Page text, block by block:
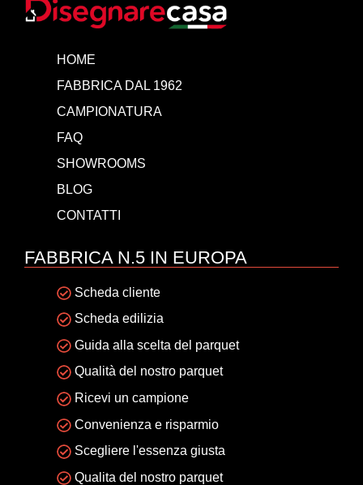
HOME
FABBRICA DAL 1962
CAMPIONATURA
FAQ
SHOWROOMS
BLOG
CONTATTI
FABBRICA N.5 IN EUROPA
Scheda cliente
Scheda edilizia
Guida alla scelta del parquet
Qualità del nostro parquet
Ricevi un campione
Convenienza e risparmio
Scegliere l'essenza giusta
Qualita del nostro parquet